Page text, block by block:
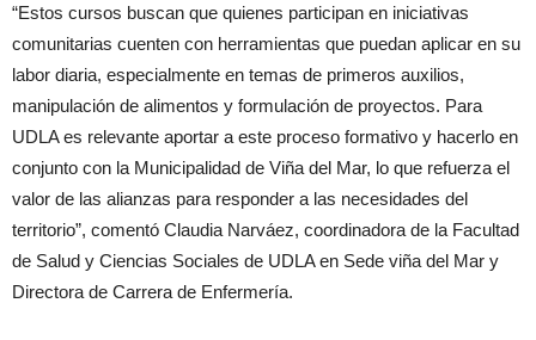
“Estos cursos buscan que quienes participan en iniciativas
comunitarias cuenten con herramientas que puedan aplicar en su
labor diaria, especialmente en temas de primeros auxilios,
manipulación de alimentos y formulación de proyectos. Para
UDLA es relevante aportar a este proceso formativo y hacerlo en
conjunto con la Municipalidad de Viña del Mar, lo que refuerza el
valor de las alianzas para responder a las necesidades del
territorio”, comentó Claudia Narváez, coordinadora de la Facultad
de Salud y Ciencias Sociales de UDLA en Sede viña del Mar y
Directora de Carrera de Enfermería.